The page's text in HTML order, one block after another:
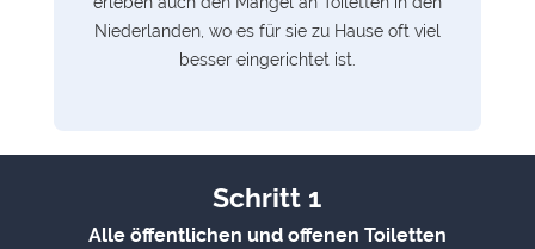
Niederlanden, wo es für sie zu Hause oft viel
besser eingerichtet ist.
Schritt 1
Alle öffentlichen und offenen Toiletten